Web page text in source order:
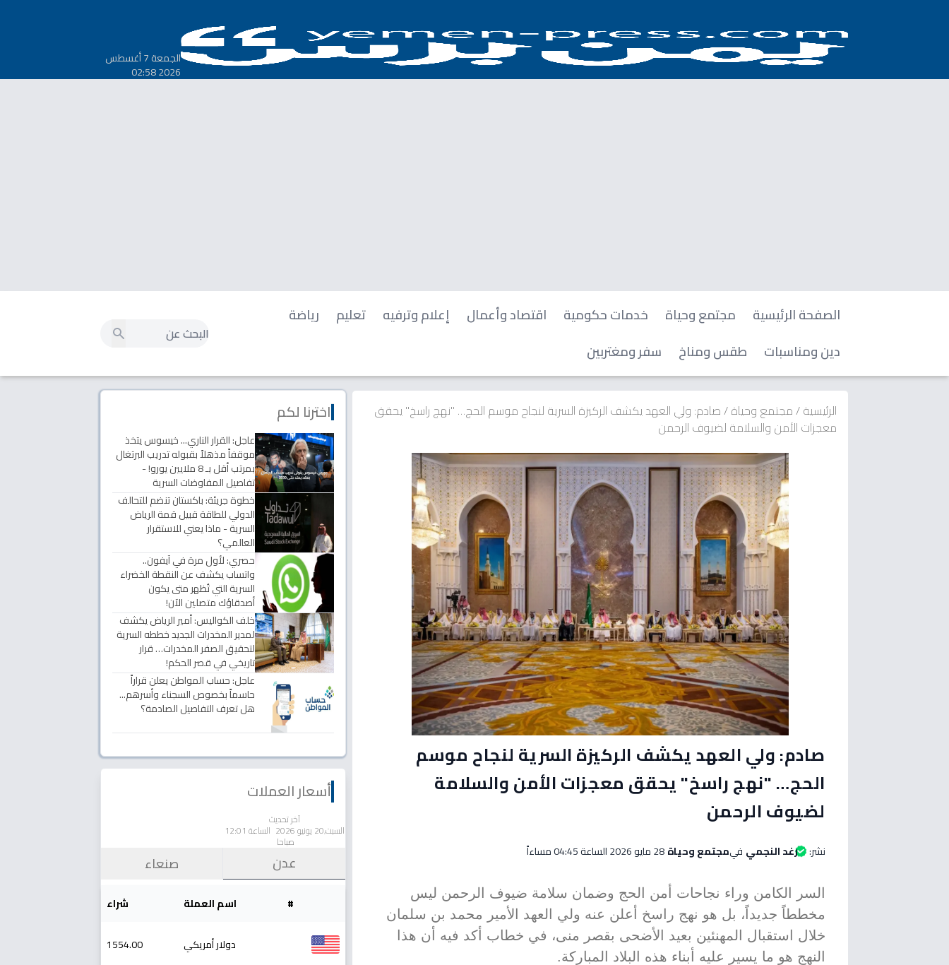
الجمعة 7 أغسطس
2026 02:58
الصفحة الرئيسية مجتمع وحياة خدمات حكومية اقتصاد وأعمال إعلام وترفيه تعليم
رياضة
دين ومناسبات
طقس ومناخ سفر ومغتربين
الرئيسية/مجتمع وحياة/صادم: ولي العهد يكشف الركيزة السرية لنجاح موسم الحج… "نهج راسخ" يحقق
معجزات الأمن والسلامة لضيوف الرحمن
صادم: ولي العهد يكشف الركيزة السرية لنجاح موسم
الحج… "نهج راسخ" يحقق معجزات الأمن والسلامة
لضيوف الرحمن
نشر: رغد النجمي فيمجتمع وحياة28 مايو 2026 الساعة 04:45 مساءاً
السر الكامن وراء نجاحات أمن الحج وضمان سلامة ضيوف الرحمن ليس
مخططاً جديداً، بل هو نهج راسخ أعلن عنه ولي العهد الأمير محمد بن سلمان
خلال استقبال المهنئين بعيد الأضحى بقصر منى، في خطاب أكد فيه أن هذا
النهج هو ما يسير عليه أبناء هذه البلاد المباركة.
اخترنا لكم
عاجل: القرار الناري... خيسوس يتخذ
موقفاً مذهلاً بقبوله تدريب البرتغال
بمرتب أقل بـ 8 ملايين يورو! -
تفاصيل المفاوضات السرية
خطوة جريئة: باكستان تنضم للتحالف
الدولي للطاقة قبيل قمة الرياض
السرية - ماذا يعني للاستقرار
العالمي؟
حصري: لأول مرة في آيفون..
واتساب يكشف عن النقطة الخضراء
السرية التي تُظهر متى يكون
أصدقاؤك متصلين الآن!
خلف الكواليس: أمير الرياض يكشف
لمدير المخدرات الجديد خططه السرية
لتحقيق الصفر المخدرات… قرار
تاريخي في قصر الحكم!
عاجل: حساب المواطن يعلن قراراً
حاسماً بخصوص السجناء وأسرهم...
هل تعرف التفاصيل الصادمة؟
أسعار العملات
آخر تحديث
السبت,20 يونيو 2026 الساعة 12:01
صباحا
عدن صنعاء
# اسم العملة شراء
دولار أمريكي 1554.00